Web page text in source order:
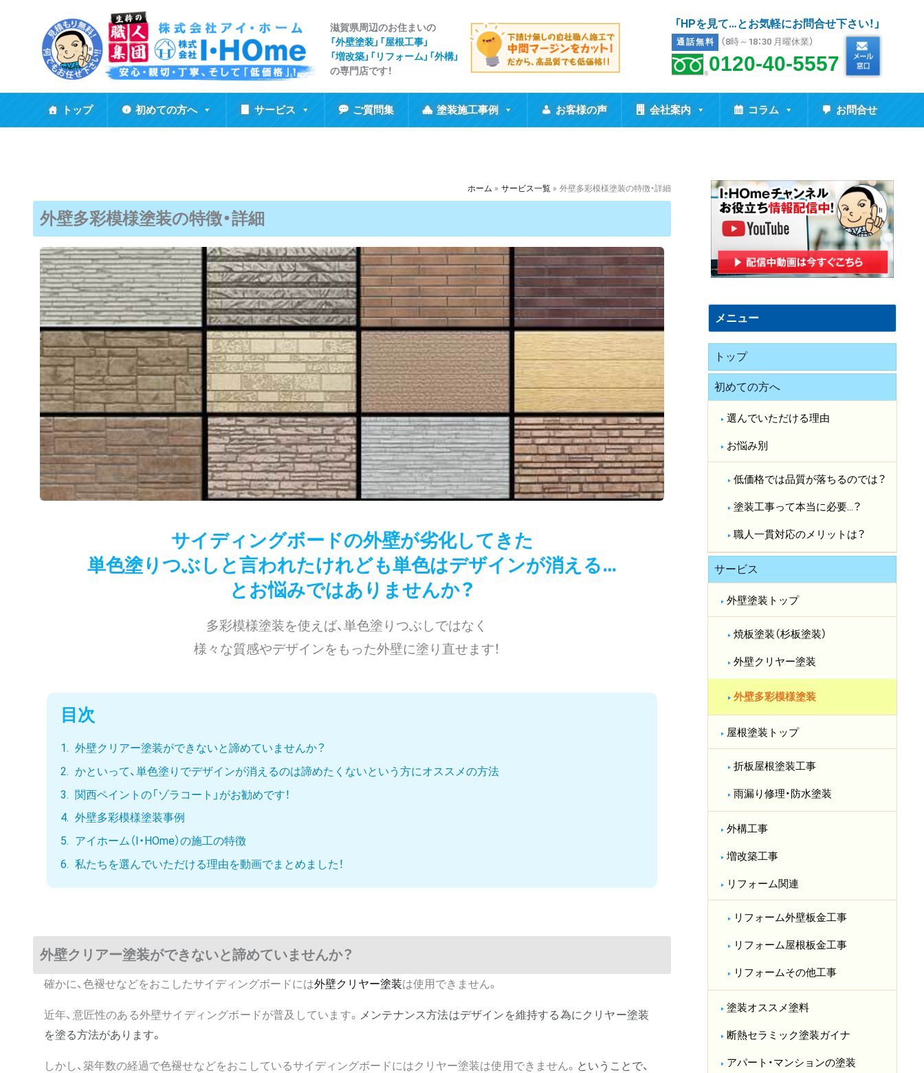
ッ
プ
滋賀県周辺のお住まいの
「外壁塗装」「屋根工事」
「増改築」「リフォーム」「外構」
の専門店です！
「HPを見て…とお気軽にお問合せ下さい！」
通話無料 （8時～18：30 月曜休業）
0120-40-5557
トップ 初めての方へ サービス ご質問集 塗装施工事例 お客様の声 会社案内 コラム お問合せ
ホーム サービス一覧 外壁多彩模様塗装の特徴・詳細
外壁多彩模様塗装の特徴・詳細
サイディングボードの外壁が劣化してきた
単色塗りつぶしと言われたけれども単色はデザインが消える…
とお悩みではありませんか？
多彩模様塗装を使えば、単色塗りつぶしではなく
様々な質感やデザインをもった外壁に塗り直せます！
目次
外壁クリアー塗装ができないと諦めていませんか？
かといって、単色塗りでデザインが消えるのは諦めたくないという方にオススメの方法
関西ペイントの「ゾラコート」がお勧めです！
外壁多彩模様塗装事例
アイホーム（I・HOme）の施工の特徴
私たちを選んでいただける理由を動画でまとめました！
外壁クリアー塗装ができないと諦めていませんか？
確かに、色褪せなどをおこしたサイディングボードには外壁クリヤー塗装は使用できません。
近年、意匠性のある外壁サイディングボードが普及しています。 メンテナンス方法はデザインを維持する為にクリヤー塗装
を塗る方法があります。
しかし、築年数の経過で色褪せなどをおこしているサイディングボードにはクリヤー塗装は使用できません。 ということで、
メニュー
トップ
初めての方へ
選んでいただける理由
お悩み別
低価格では品質が落ちるのでは？​
塗装工事って本当に必要…？​
職人一貫対応のメリットは？​
サービス
外壁塗装トップ
焼板塗装（杉板塗装）
外壁クリヤー塗装
外壁多彩模様塗装
屋根塗装トップ
折板屋根塗装工事
雨漏り修理・防水塗装
外構工事
増改築工事
リフォーム関連
リフォーム外壁板金工事
リフォーム屋根板金工事
リフォームその他工事
塗装オススメ塗料
断熱セラミック塗装ガイナ
アパート・マンションの塗装